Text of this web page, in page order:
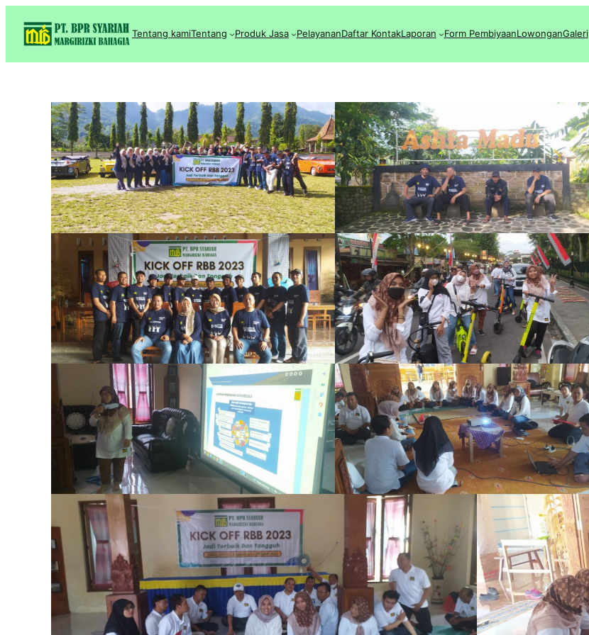
konten
Tentang kamiTentang Produk Jasa PelayananDaftar KontakLaporan Form PembiyaanLowonganGaleri